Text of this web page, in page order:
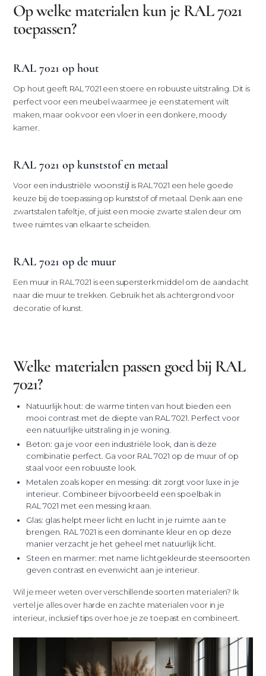
Op welke materialen kun je RAL 7021
toepassen?
RAL 7021 op hout
Op hout geeft RAL 7021 een stoere en robuuste uitstraling. Dit is
perfect voor een meubel waarmee je een statement wilt
maken, maar ook voor een vloer in een donkere, moody
kamer.
RAL 7021 op kunststof en metaal
Voor een industriële woonstijl is RAL 7021 een hele goede
keuze bij de toepassing op kunststof of metaal. Denk aan ene
zwartstalen tafeltje, of juist een mooie zwarte stalen deur om
twee ruimtes van elkaar te scheiden.
RAL 7021 op de muur
Een muur in RAL 7021 is een supersterk middel om de aandacht
naar die muur te trekken. Gebruik het als achtergrond voor
decoratie of kunst.
Welke materialen passen goed bij RAL
7021?
Natuurlijk hout: de warme tinten van hout bieden een
mooi contrast met de diepte van RAL 7021. Perfect voor
een natuurlijke uitstraling in je woning.
Beton: ga je voor een industriële look, dan is deze
combinatie perfect. Ga voor RAL 7021 op de muur of op
staal voor een robuuste look.
Metalen zoals koper en messing: dit zorgt voor luxe in je
interieur. Combineer bijvoorbeeld een spoelbak in
RAL 7021 met een messing kraan.
Glas: glas helpt meer licht en lucht in je ruimte aan te
brengen. RAL 7021 is een dominante kleur en op deze
manier verzacht je het geheel met natuurlijk licht.
Steen en marmer: met name lichtgekleurde steensoorten
geven contrast en evenwicht aan je interieur.
Wil je meer weten over verschillende soorten materialen? Ik
vertel je alles over harde en zachte materialen voor in je
interieur, inclusief tips over hoe je ze toepast en combineert.